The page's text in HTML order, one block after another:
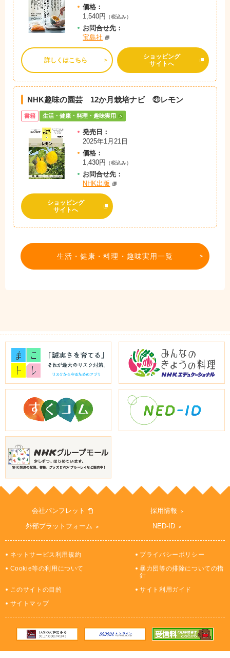
価格：
1,540円
（税込み）
お問合せ先：
宝島社
詳しくはこちら
ショッピング
サイトへ
NHK趣味の園芸 12か月栽培ナビ ㉑レモン
書籍 生活・健康・料理・趣味実用
発売日：
2025年1月21日
価格：
1,430円
（税込み）
お問合せ先：
NHK出版
ショッピング
サイトへ
生活・健康・料理・趣味実用一覧
会社パンフレット
採用情報
外部プラットフォーム
NED-ID
ネットサービス利用規約
プライバシーポリシー
Cookie等の利用について
暴力団等の排除についての指
針
このサイトの目的
サイト利用ガイド
サイトマップ